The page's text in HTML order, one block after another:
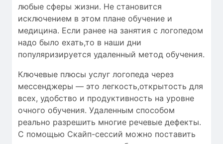
любые сферы жизни. Не становится
исключением в этом плане обучение и
медицина. Если ранее на занятия с логопедом
надо было ехать,то в наши дни
популяризируется удаленный метод обучения.
Ключевые плюсы услуг логопеда через
мессенджеры — это легкость,открытость для
всех, удобство и продуктивность на уровне
очного обучения. Удаленным способом
реально разрешить многие речевые дефекты.
С помощью Скайп-сессий можно поставить